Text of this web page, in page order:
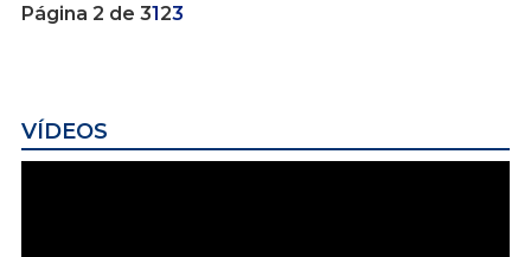
Página 2 de 3123
VÍDEOS